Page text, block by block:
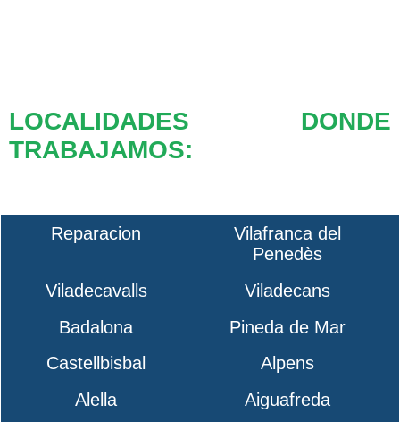
LOCALIDADES DONDE
TRABAJAMOS:
Reparacion
Vilafranca del
Penedès
Viladecavalls
Viladecans
Badalona
Pineda de Mar
Castellbisbal
Alpens
Alella
Aiguafreda